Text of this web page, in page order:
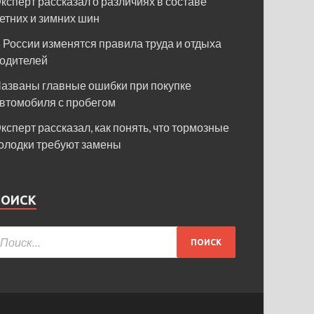
и зимних шин
России изменятся правила труда и отдыха
главные ошибки при покупке
с пробегом
рассказал, как понять, что тормозные
требуют замены